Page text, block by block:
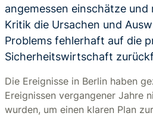
angemessen einschätze
Kritik die Ursachen und
Problems fehlerhaft auf die
Sicherheitswirtschaft
Die Ereignisse in Berlin haben
Ereignissen vergangener Jahre
wurden, um einen klaren Plan